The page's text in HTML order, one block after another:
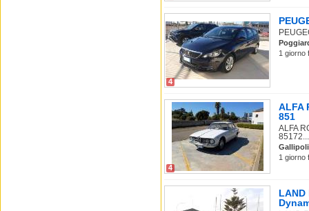
4
1 giorno
4
ALFA
851
ALFA
85172...
Gallipoli
1 giorno
LAND